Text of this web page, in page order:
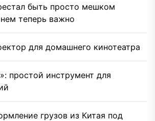
быть просто мешком
теперь важно
для домашнего кинотеатра
простой инструмент для
грузов из Китая под